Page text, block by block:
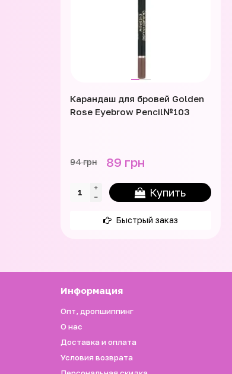
Карандаш для бровей Golden
Rose Eyebrow Pencil№103
94 грн 89 грн
Купить
Быстрый заказ
Информация
Опт, дропшиппинг
О нас
Доставка и оплата
Условия возврата